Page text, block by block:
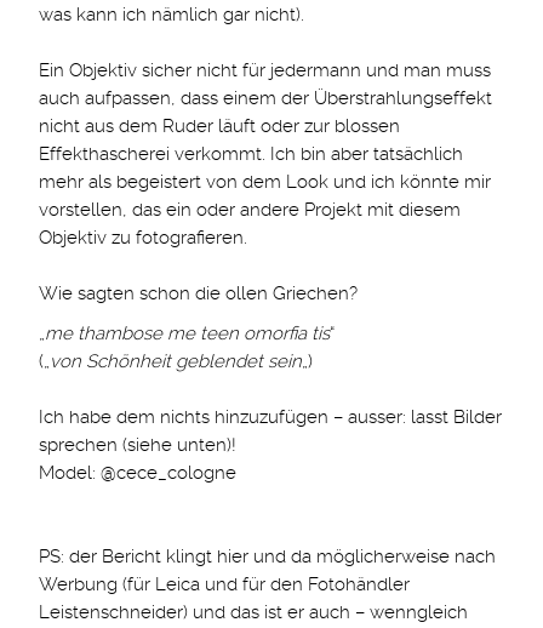
was kann ich nämlich gar nicht).
Ein Objektiv sicher nicht für jedermann und man muss
auch aufpassen, dass einem der Überstrahlungseffekt
nicht aus dem Ruder läuft oder zur blossen
Effekthascherei verkommt. Ich bin aber tatsächlich
mehr als begeistert von dem Look und ich könnte mir
vorstellen, das ein oder andere Projekt mit diesem
Objektiv zu fotografieren.
Wie sagten schon die ollen Griechen?
„me thambose me teen omorfia tis“
(„von Schönheit geblendet sein„)
Ich habe dem nichts hinzuzufügen – ausser: lasst Bilder
sprechen (siehe unten)!
Model: @cece_cologne
PS: der Bericht klingt hier und da möglicherweise nach
Werbung (für Leica und für den Fotohändler
Leistenschneider) und das ist er auch – wenngleich